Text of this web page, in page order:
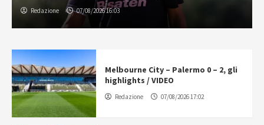
Redazione 07/08/2026 16:03
Melbourne City – Palermo 0 – 2, gli
highlights / VIDEO
Redazione 07/08/2026 17:02